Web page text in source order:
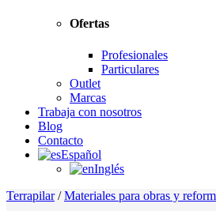
Ofertas
Profesionales
Particulares
Outlet
Marcas
Trabaja con nosotros
Blog
Contacto
Español
Inglés
Terrapilar/Materiales para obras y